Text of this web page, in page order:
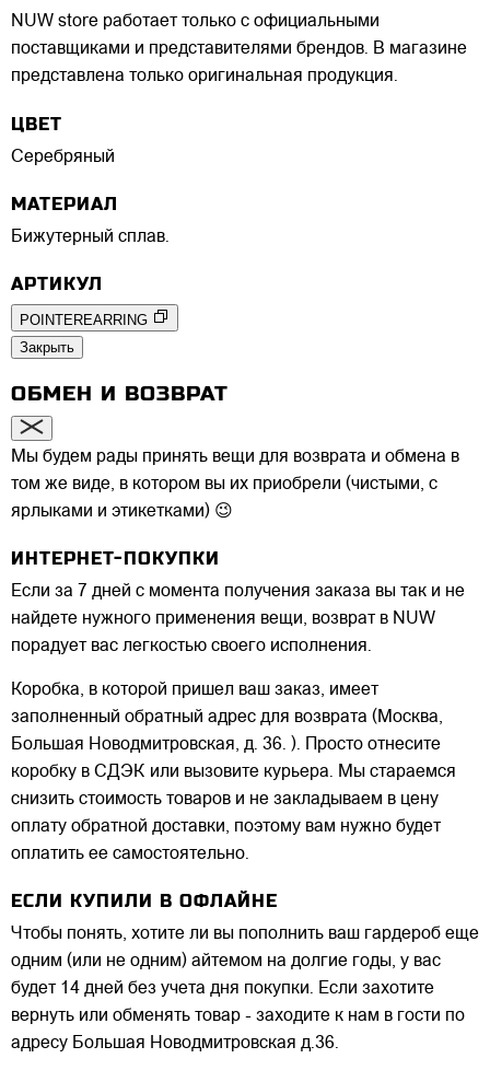
NUW store работает только с официальными
поставщиками и представителями брендов. В магазине
представлена только оригинальная продукция.
ЦВЕТ
Серебряный
МАТЕРИАЛ
Бижутерный сплав.
АРТИКУЛ
POINTEREARRING
Закрыть
ОБМЕН И ВОЗВРАТ
Мы будем рады принять вещи для возврата и обмена в
том же виде, в котором вы их приобрели (чистыми, с
ярлыками и этикетками) 😉
ИНТЕРНЕТ-ПОКУПКИ
Если за 7 дней с момента получения заказа вы так и не
найдете нужного применения вещи, возврат в NUW
порадует вас легкостью своего исполнения.
Коробка, в которой пришел ваш заказ, имеет
заполненный обратный адрес для возврата (Москва,
Большая Новодмитровская, д. 36. ). Просто отнесите
коробку в СДЭК или вызовите курьера. Мы стараемся
снизить стоимость товаров и не закладываем в цену
оплату обратной доставки, поэтому вам нужно будет
оплатить ее самостоятельно.
ЕСЛИ КУПИЛИ В ОФЛАЙНЕ
Чтобы понять, хотите ли вы пополнить ваш гардероб еще
одним (или не одним) айтемом на долгие годы, у вас
будет 14 дней без учета дня покупки. Если захотите
вернуть или обменять товар - заходите к нам в гости по
адресу Большая Новодмитровская д.36.